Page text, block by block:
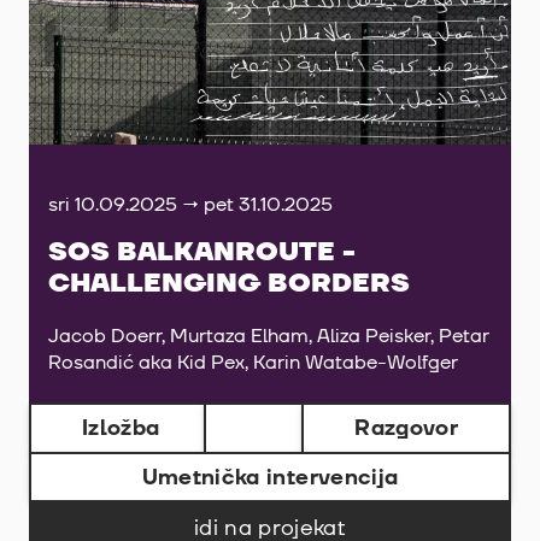
sri 10.09.2025 → pet 31.10.2025
SOS BALKANROUTE -
CHALLENGING BORDERS
Jacob Doerr, Murtaza Elham, Aliza Peisker, Petar
Rosandić aka Kid Pex, Karin Watabe-Wolfger
Izložba
Razgovor
Umetnička intervencija
idi na projekat